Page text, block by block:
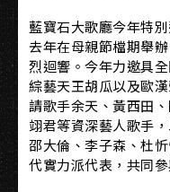
藍寶石大歌廳今年特
去年在母親節檔期舉
烈迴響。今年力邀具
綜藝天王胡瓜以及歐
請歌手余天、黃西田
翊君等資深藝人歌手
邵大倫、李子森、杜
代實力派代表，共同